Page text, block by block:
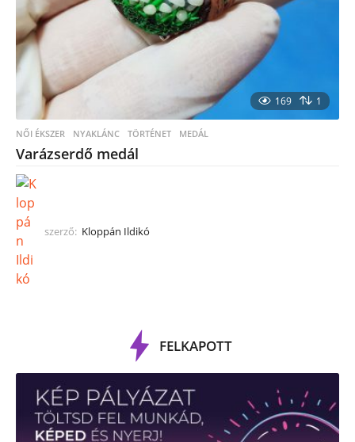
169 1
NŐI ÉKSZER ,NYAKLÁNC TÖRTÉNET ,MEDÁL
Varázserdő medál
szerző: Kloppán Ildikó
FELKAPOTT